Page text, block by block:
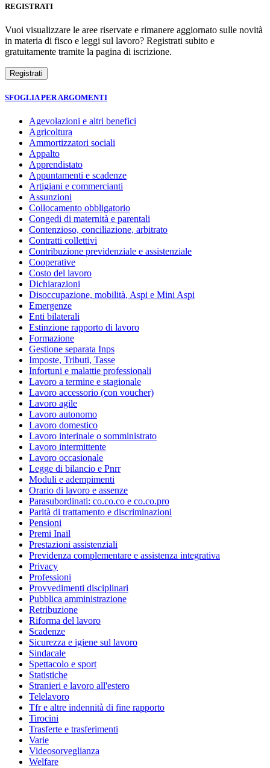
REGISTRATI
Vuoi visualizzare le aree riservate e rimanere aggiornato sulle novità
in materia di fisco e leggi sul lavoro? Registrati subito e
gratuitamente tramite la pagina di iscrizione.
SFOGLIA PER ARGOMENTI
Agevolazioni e altri benefici
Agricoltura
Ammortizzatori sociali
Appalto
Apprendistato
Appuntamenti e scadenze
Artigiani e commercianti
Assunzioni
Collocamento obbligatorio
Congedi di maternità e parentali
Contenzioso, conciliazione, arbitrato
Contratti collettivi
Contribuzione previdenziale e assistenziale
Cooperative
Costo del lavoro
Dichiarazioni
Disoccupazione, mobilità, Aspi e Mini Aspi
Emergenze
Enti bilaterali
Estinzione rapporto di lavoro
Formazione
Gestione separata Inps
Imposte, Tributi, Tasse
Infortuni e malattie professionali
Lavoro a termine e stagionale
Lavoro accessorio (con voucher)
Lavoro agile
Lavoro autonomo
Lavoro domestico
Lavoro interinale o somministrato
Lavoro intermittente
Lavoro occasionale
Legge di bilancio e Pnrr
Moduli e adempimenti
Orario di lavoro e assenze
Parasubordinati: co.co.co e co.co.pro
Parità di trattamento e discriminazioni
Pensioni
Premi Inail
Prestazioni assistenziali
Previdenza complementare e assistenza integrativa
Privacy
Professioni
Provvedimenti disciplinari
Pubblica amministrazione
Retribuzione
Riforma del lavoro
Scadenze
Sicurezza e igiene sul lavoro
Sindacale
Spettacolo e sport
Statistiche
Stranieri e lavoro all'estero
Telelavoro
Tfr e altre indennità di fine rapporto
Tirocini
Trasferte e trasferimenti
Varie
Videosorveglianza
Welfare